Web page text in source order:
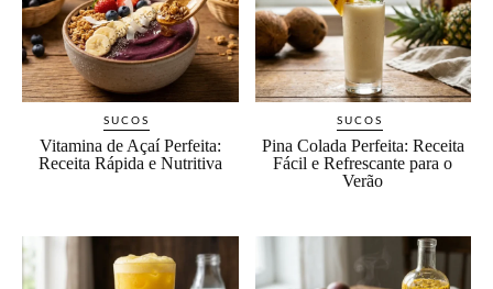
SUCOS
Vitamina de Açaí Perfeita:
Receita Rápida e Nutritiva
SUCOS
Pina Colada Perfeita: Receita
Fácil e Refrescante para o
Verão